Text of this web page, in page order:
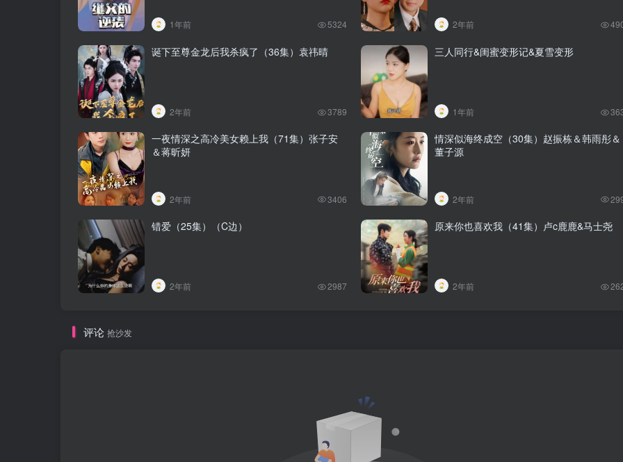
1年前 5324 2年前
诞下至尊金龙后我杀疯了（36集）袁祎晴
2年前 3789
三人同行&闺蜜变形记&夏雪变形
1年前
一夜情深之高冷美女赖上我（71集）张子安
＆蒋昕妍
2年前 3406
情深似海终成空（30集）赵振栋＆韩雨彤＆
董子源
2年前
错爱（25集）（C边）
2年前 2987
原来你也喜欢我（41集）卢c鹿鹿&马士尧
2年前
评论 抢沙发